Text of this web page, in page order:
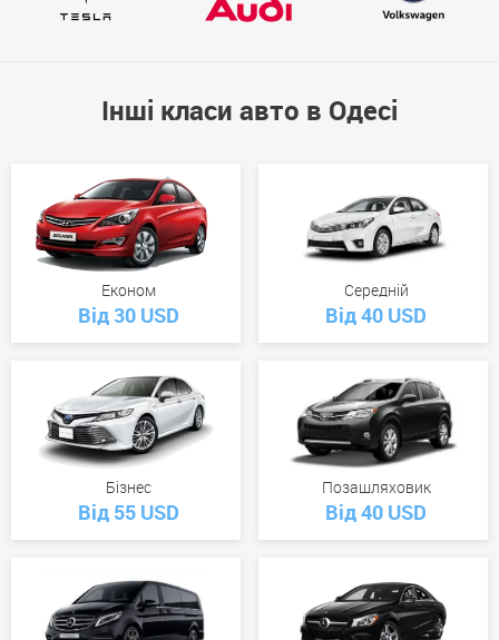
Інші класи авто в Одесі
Економ
Від 30 USD
Середній
Від 40 USD
Бізнес
Від 55 USD
Позашляховик
Від 40 USD